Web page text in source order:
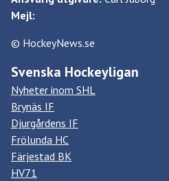
Mejl:
© HockeyNews.se
Svenska Hockeyligan
Nyheter inom SHL
Brynäs IF
Djurgårdens IF
Frölunda HC
Färjestad BK
HV71